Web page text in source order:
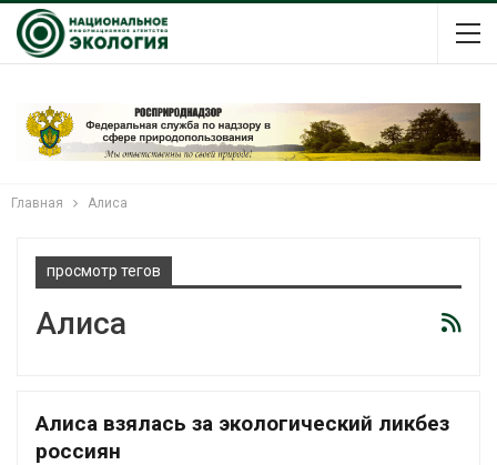
Главная Алиса
просмотр тегов
Алиса
Алиса взялась за экологический ликбез
россиян